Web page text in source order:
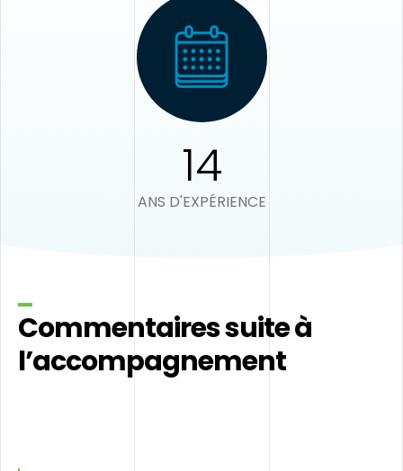
14
ANS D'EXPÉRIENCE
Commentaires suite à
l’accompagnement